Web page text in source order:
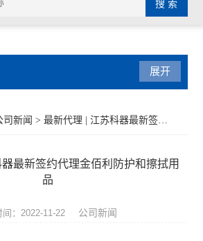
）
展开
司新闻 > 最新代理 | 江苏科器最新签约代理金佰利防护和擦拭用品
最新签约代理金佰利防护和擦拭用
品
间：2022-11-22 公司新闻